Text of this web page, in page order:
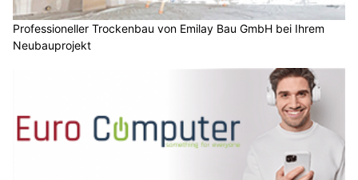
Professioneller Trockenbau von Emilay Bau GmbH bei Ihrem
Neubauprojekt